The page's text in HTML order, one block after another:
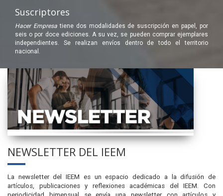
Suscriptores
Hacer Empresatiene dos modalidades de suscripción en papel, por
seis o por doce ediciones. A su vez, se pueden comprar ejemplares
independientes. Se realizan envíos dentro de todo el territorio
nacional.
NEWSLETTER DEL IEEM
La newsletter del IEEM es un espacio dedicado a la difusión de
artículos, publicaciones y reflexiones académicas del IEEM. Con